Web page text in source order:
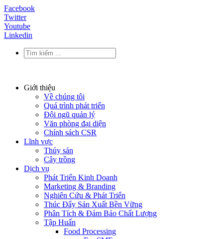
Facebook
Twitter
Youtube
Linkedin
Giới thiệu
Về chúng tôi
Quá trình phát triển
Đội ngũ quản lý
Văn phòng đại diện
Chính sách CSR
Lĩnh vực
Thủy sản
Cây trồng
Dịch vụ
Phát Triển Kinh Doanh
Marketing & Branding
Nghiên Cứu & Phát Triển
Thúc Đẩy Sản Xuất Bền Vững
Phân Tích & Đảm Bảo Chất Lượng
Tập Huấn
Food Processing